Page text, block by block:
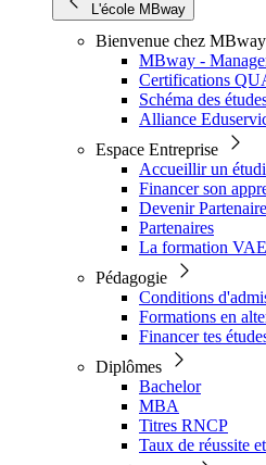
L'école MBway
Bienvenue chez MBway
MBway -
Certifications
Schéma des
Alliance
Espace Entreprise
Accueillir un
Financer son
Devenir Partenaire
Partenaires
La formation VAE
Pédagogie
Conditions
Formations en
Financer tes
Diplômes
Bachelor
MBA
Titres RNCP
Taux de réussite